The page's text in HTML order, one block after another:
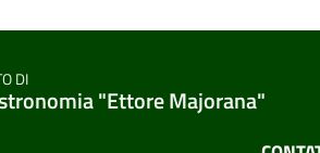
DI
"Ettore Majorana"